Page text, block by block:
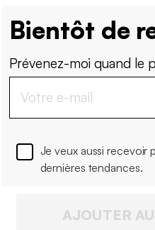
Bientôt de
Prévenez-moi quand le
Je veux aussi recevoir
dernières tendances.
AJOUTER